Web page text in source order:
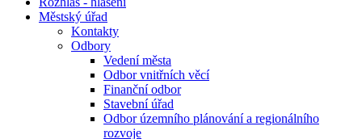
Městský úřad
Kontakty
Odbory
Vedení města
Odbor vnitřních věcí
Finanční odbor
Stavební úřad
Odbor územního plánování a regionálního
rozvoje